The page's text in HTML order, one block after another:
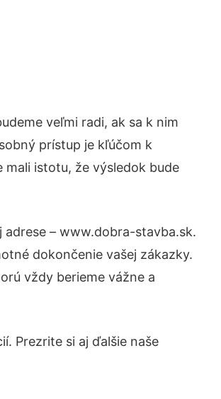
veľmi radi, ak sa k nim
prístup je kľúčom k
istotu, že výsledok bude
– www.dobra-stavba.sk.
dokončenie vašej zákazky.
vždy berieme vážne a
Prezrite si aj ďalšie naše